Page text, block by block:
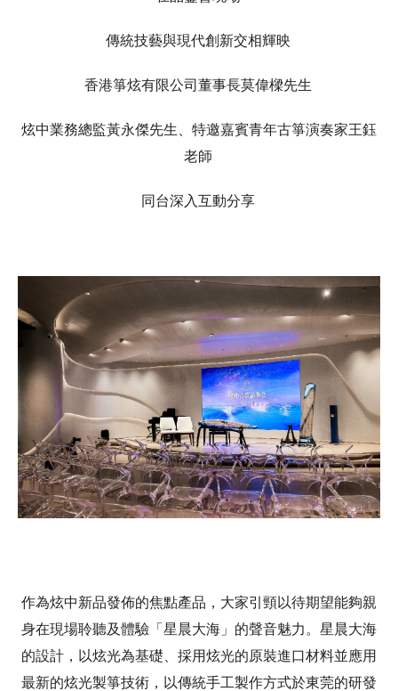
傳統技藝與現代創新交相輝映
香港箏炫有限公司董事長莫偉樑先生
炫中業務總監黃永傑先生、特邀嘉賓青年古箏演奏家王鈺
老師
同台深入互動分享
作為炫中新品發佈的焦點產品，大家引頸以待期望能夠親
身在現場聆聽及體驗「星晨大海」的聲音魅力。星晨大海
的設計，以炫光為基礎、採用炫光的原裝進口材料並應用
最新的炫光製箏技術，以傳統手工製作方式於東莞的研發